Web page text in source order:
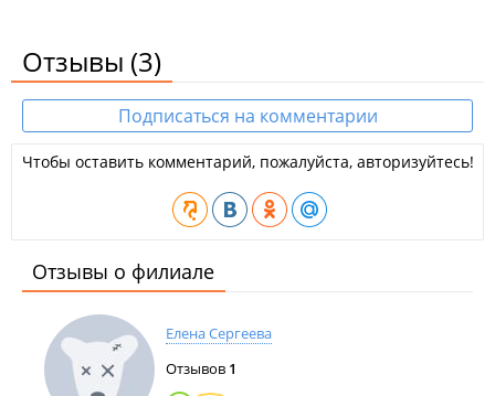
Отзывы (3)
Подписаться на комментарии
Чтобы оставить комментарий, пожалуйста, авторизуйтесь!
Отзывы о филиале
Елена Сергеева
Отзывов 1